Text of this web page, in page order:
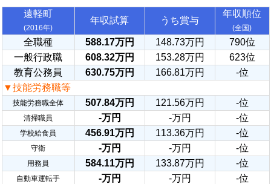
遠軽町
(2016年)
年収試算 うち賞与
年収順位
(全国)
全職種 588.17万円 148.73万円
790位
一般行政職
608.32万円 153.28万円
623位
教育公務員
630.75万円 166.81万円
-位
▼技能労務職等
技能労務職全体 507.84万円 121.56万円 -位
清掃職員 -万円 -万円 -位
学校給食員 456.91万円 113.36万円 -位
守衛 -万円 -万円 -位
用務員 584.11万円 133.87万円 -位
自動車運転手 -万円 -万円 -位